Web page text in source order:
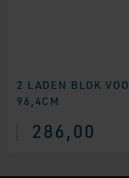
2 LADEN BLOK
96,4CM
286,00